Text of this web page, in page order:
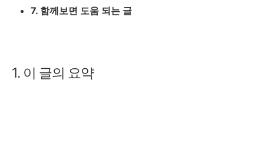
7. 함께보면 도움 되는 글
1. 이 글의 요약